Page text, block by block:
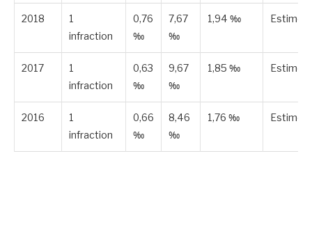
2018
1
infraction
0,76
‰
7,67
‰
1,94 ‰ Estimée
2017
1
infraction
0,63
‰
9,67
‰
1,85 ‰ Estimée
2016
1
infraction
0,66
‰
8,46
‰
1,76 ‰ Estimée